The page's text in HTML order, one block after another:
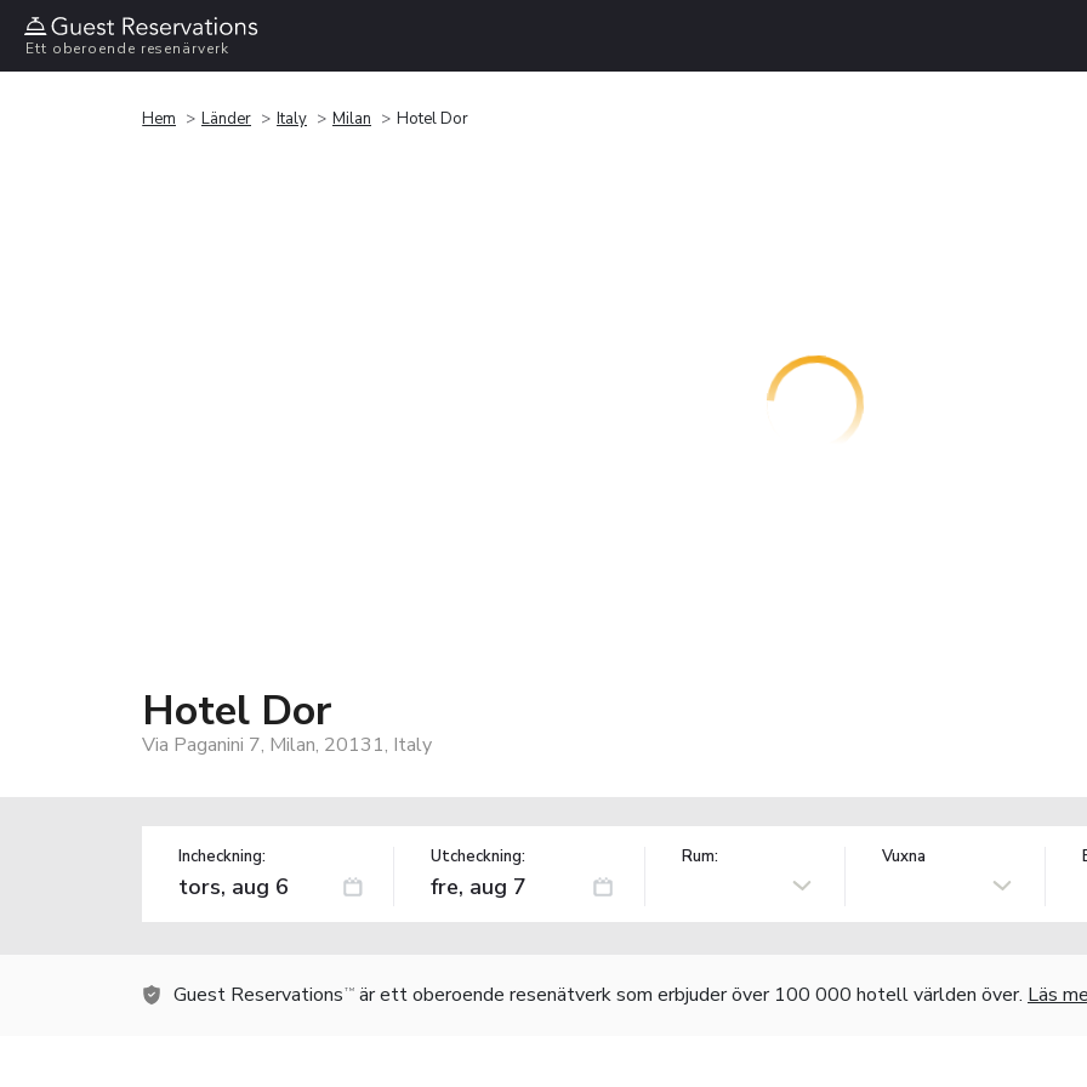
Ett oberoende resenärverk
Hem Länder Italy Milan Hotel Dor
Hotel Dor
Via Paganini 7, Milan, 20131, Italy
Incheckning: Utcheckning: Rum: Vuxna
Guest Reservations TM är ett oberoende resenätverk som erbjuder över 100 000 hotell världen över. Läs